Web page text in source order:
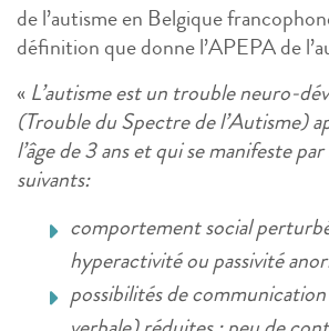
de l’autisme en Belgique
définition que donne l’APEPA de
« L’autisme est un trouble neuro-
(Trouble du Spectre de l’Autisme)
l’âge de 3 ans et qui se manifeste
suivants:
comportement social
hyperactivité ou passivité
possibilités de